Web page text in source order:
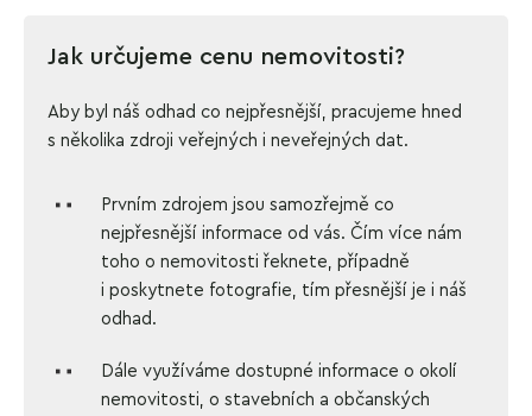
Jak určujeme cenu nemovitosti?
Aby byl náš odhad co nejpřesnější, pracujeme hned
s několika zdroji veřejných i neveřejných dat.
Prvním zdrojem jsou samozřejmě co
nejpřesnější informace od vás. Čím více nám
toho o nemovitosti řeknete, případně
i poskytnete fotografie, tím přesnější je i náš
odhad.
Dále využíváme dostupné informace o okolí
nemovitosti, o stavebních a občanských